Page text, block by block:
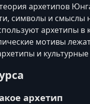
архетипов
символы и смыслы
архетипы в
мотивы
и
архетип